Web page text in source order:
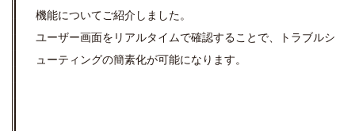
機能についてご紹介しました。
ユーザー画面をリアルタイムで確認することで、トラブルシ
ューティングの簡素化が可能になります。